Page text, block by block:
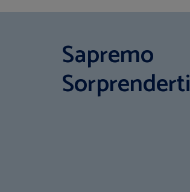
Sapremo
Sorprenderti